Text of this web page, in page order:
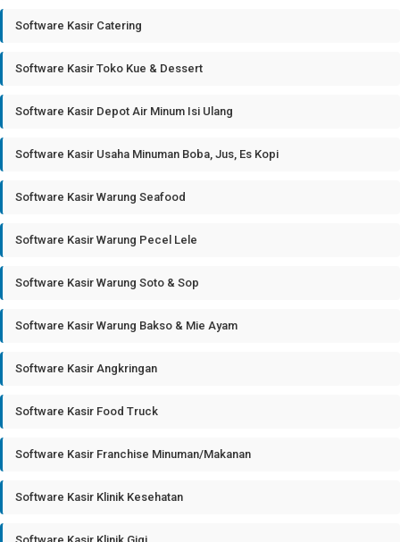
Software Kasir Catering
Software Kasir Toko Kue & Dessert
Software Kasir Depot Air Minum Isi Ulang
Software Kasir Usaha Minuman Boba, Jus, Es Kopi
Software Kasir Warung Seafood
Software Kasir Warung Pecel Lele
Software Kasir Warung Soto & Sop
Software Kasir Warung Bakso & Mie Ayam
Software Kasir Angkringan
Software Kasir Food Truck
Software Kasir Franchise Minuman/Makanan
Software Kasir Klinik Kesehatan